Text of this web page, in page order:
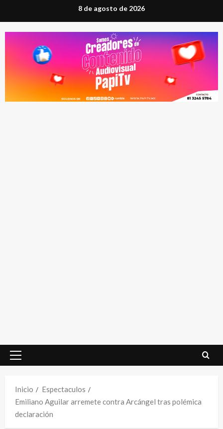
al
contenido
8 de agosto de 2026
Menú
Inicio
Espectaculos
Emiliano Aguilar arremete contra Arcángel tras polémica
declaración